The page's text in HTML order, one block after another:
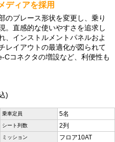
ディアを採用
のブレース形状を変更し、乗り
。直感的な使いやすさを追求し
、インストルメントパネルおよ
レイアウトの最適化が図られて
Cコネクタの増設など、利便性も
)
乗車定員 5名
シート列数 2列
ミッション フロア10AT